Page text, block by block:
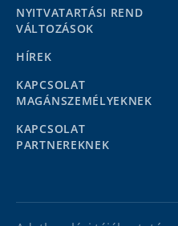
NYITVATARTÁSI REND
VÁLTOZÁSOK
HÍREK
KAPCSOLAT
MAGÁNSZEMÉLYEKNEK
KAPCSOLAT
PARTNEREKNEK